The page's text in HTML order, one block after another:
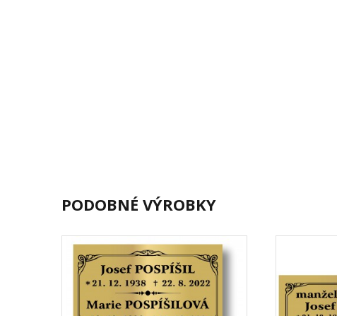
PODOBNÉ VÝROBKY